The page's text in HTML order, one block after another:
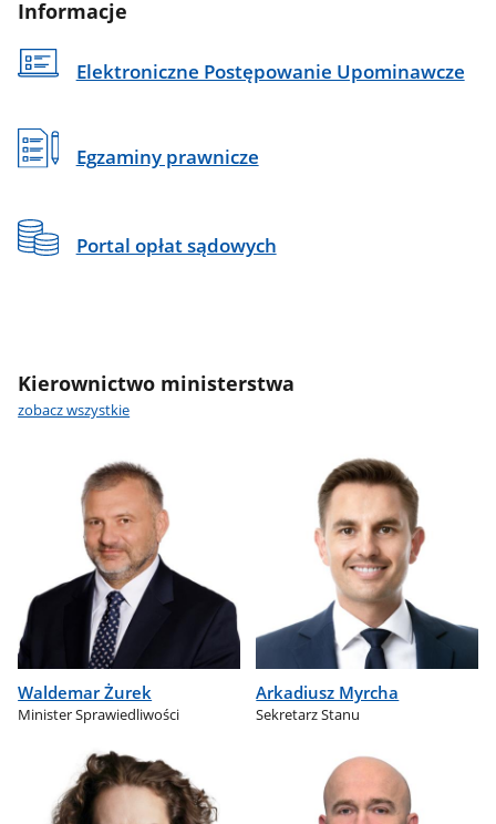
Informacje
Elektroniczne Postępowanie Upominawcze
Egzaminy prawnicze
Portal opłat sądowych
Kierownictwo ministerstwa
zobacz wszystkie
Waldemar Żurek
Minister Sprawiedliwości
Arkadiusz Myrcha
Sekretarz Stanu